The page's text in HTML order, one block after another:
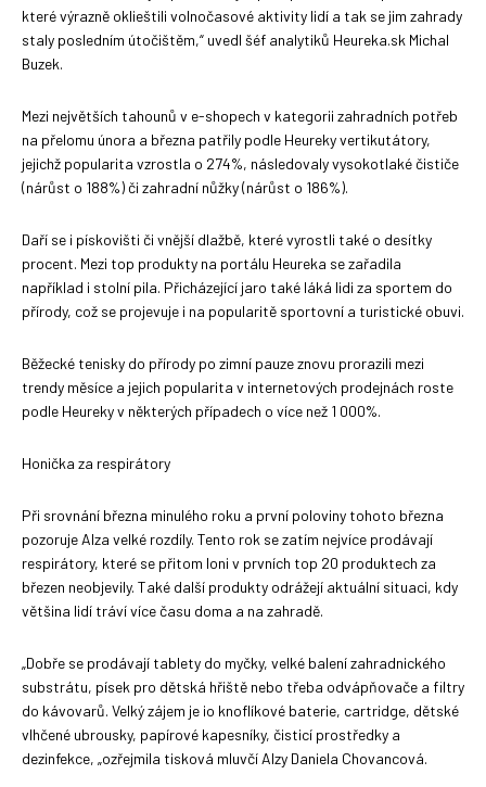
které výrazně oklieštili volnočasové aktivity lidí a tak se jim zahrady
staly posledním útočištěm,“ uvedl šéf analytiků Heureka.sk Michal
Buzek.
Mezi největších tahounů v e-shopech v kategorii zahradních potřeb
na přelomu února a března patřily podle Heureky vertikutátory,
jejichž popularita vzrostla o 274%, následovaly vysokotlaké čističe
(nárůst o 188%) či zahradní nůžky (nárůst o 186%).
Daří se i pískovišti či vnější dlažbě, které vyrostli také o desítky
procent. Mezi top produkty na portálu Heureka se zařadila
například i stolní pila. Přicházející jaro také láká lidi za sportem do
přírody, což se projevuje i na popularitě sportovní a turistické obuvi.
Běžecké tenisky do přírody po zimní pauze znovu prorazili mezi
trendy měsíce a jejich popularita v internetových prodejnách roste
podle Heureky v některých případech o více než 1 000%.
Honička za respirátory
Při srovnání března minulého roku a první poloviny tohoto března
pozoruje Alza velké rozdíly. Tento rok se zatím nejvíce prodávají
respirátory, které se přitom loni v prvních top 20 produktech za
březen neobjevily. Také další produkty odrážejí aktuální situaci, kdy
většina lidí tráví více času doma a na zahradě.
„Dobře se prodávají tablety do myčky, velké balení zahradnického
substrátu, písek pro dětská hřiště nebo třeba odvápňovače a filtry
do kávovarů. Velký zájem je io knoflíkové baterie, cartridge, dětské
vlhčené ubrousky, papírové kapesníky, čisticí prostředky a
dezinfekce, „ozřejmila tisková mluvčí Alzy Daniela Chovancová.